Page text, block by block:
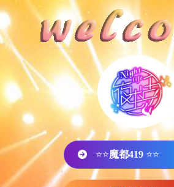
⭐⭐魔都419 ⭐⭐